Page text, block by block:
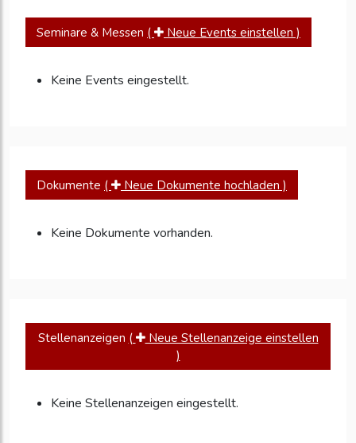
Seminare & Messen ( Neue Events einstellen )
Keine Events eingestellt.
Dokumente ( Neue Dokumente hochladen )
Keine Dokumente vorhanden.
Stellenanzeigen (
Neue Stellenanzeige einstellen
)
Keine Stellenanzeigen eingestellt.